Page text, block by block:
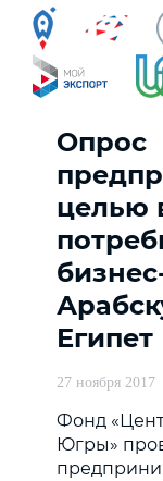
Опрос
целью
Египет
27 ноября 2017
Фонд
Югры»